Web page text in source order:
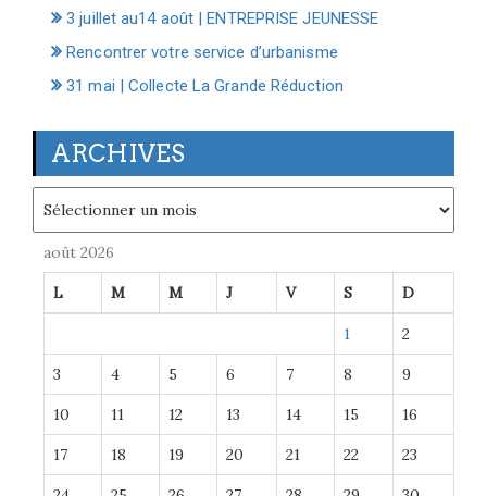
3 juillet au14 août | ENTREPRISE JEUNESSE
Rencontrer votre service d’urbanisme
31 mai | Collecte La Grande Réduction
ARCHIVES
août 2026
L M M J V S D
1 2
3 4 5 6 7 8 9
10 11 12 13 14 15 16
17 18 19 20 21 22 23